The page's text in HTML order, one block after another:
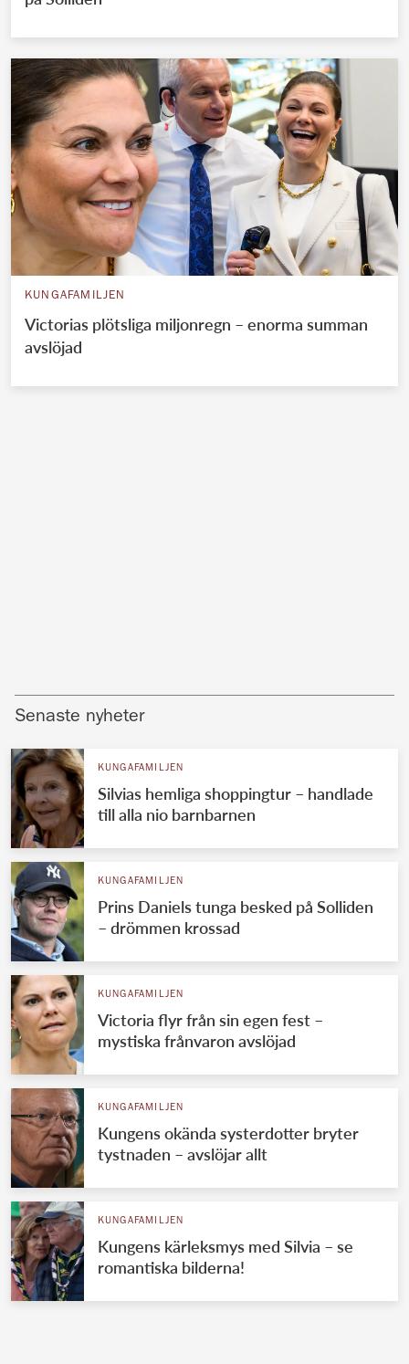
KUNGAFAMILJEN
Victorias plötsliga miljonregn – enorma summan
avslöjad
Senaste nyheter
KUNGAFAMILJEN
Silvias hemliga shoppingtur – handlade
till alla nio barnbarnen
KUNGAFAMILJEN
Prins Daniels tunga besked på Solliden
– drömmen krossad
KUNGAFAMILJEN
Victoria flyr från sin egen fest –
mystiska frånvaron avslöjad
KUNGAFAMILJEN
Kungens okända systerdotter bryter
tystnaden – avslöjar allt
KUNGAFAMILJEN
Kungens kärleksmys med Silvia – se
romantiska bilderna!